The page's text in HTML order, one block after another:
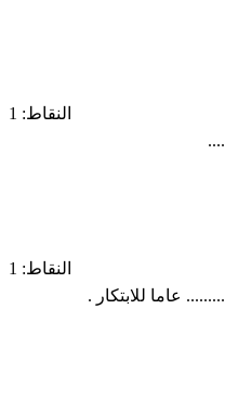
النقاط: 1
النقاط: 1
عاما للابتكار .